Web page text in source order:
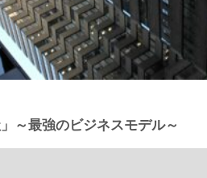
～最強のビジネスモデル～